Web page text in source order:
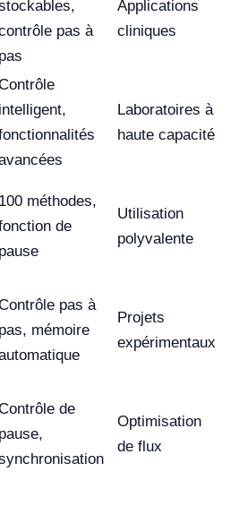
pas à
pas
Applications
cliniques
intelligent,
Laboratoires à
haute capacité
100 méthodes,
de
pause
Utilisation
polyvalente
pas à
pas, mémoire
Projets
expérimentaux
de
pause,
Optimisation
de flux